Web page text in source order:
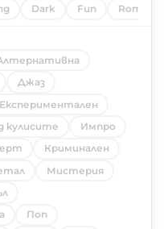
Dark Fun
Джаз
Експериментален
кулисите
Импро
Криминален
Мистерия
Поп